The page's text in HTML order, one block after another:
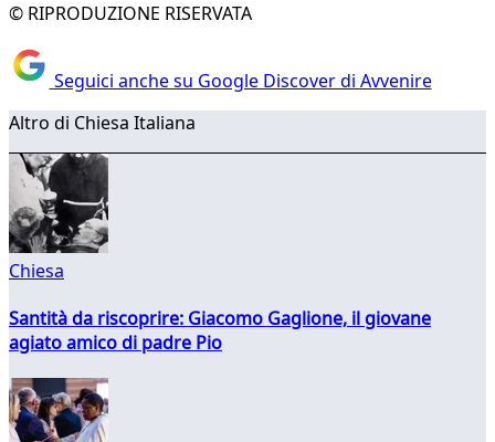
© RIPRODUZIONE RISERVATA
Seguici anche su Google Discover di Avvenire
Altro di Chiesa Italiana
Chiesa
Santità da riscoprire: Giacomo Gaglione, il giovane
agiato amico di padre Pio